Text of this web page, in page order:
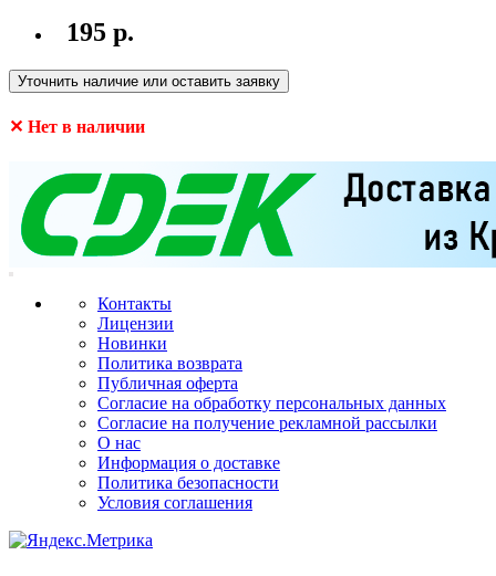
195 р.
Уточнить наличие или оставить заявку
✕ Нет в наличии
Контакты
Лицензии
Новинки
Политика возврата
Публичная оферта
Согласие на обработку персональных данных
Согласие на получение рекламной рассылки
О нас
Информация о доставке
Политика безопасности
Условия соглашения